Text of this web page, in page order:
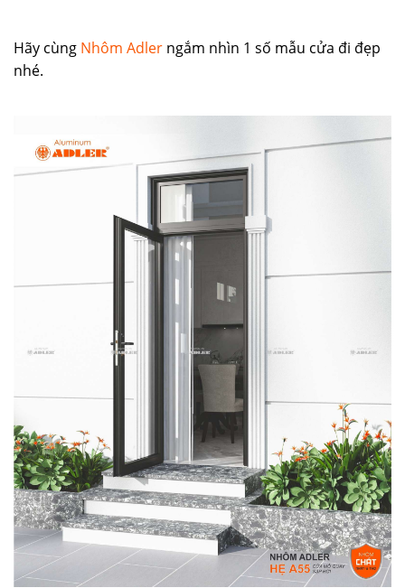
Hãy cùng Nhôm Adler ngắm nhìn 1 số mẫu cửa đi đẹp
nhé.